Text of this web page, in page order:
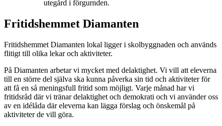
Fritidshemmet Diamanten
Fritidshemmet Diamanten lokal ligger i skolbyggnaden och används
flitigt till olika lekar och aktiviteter.
På Diamanten arbetar vi mycket med delaktighet. Vi vill att eleverna
till en större del själva ska kunna påverka sin tid och aktiviteter för
att få en så meningsfull fritid som möjligt. Varje månad har vi
fritidsråd där vi tränar delaktighet och demokrati och vi använder oss
av en idélåda där eleverna kan lägga förslag och önskemål på
aktiviteter de vill göra.